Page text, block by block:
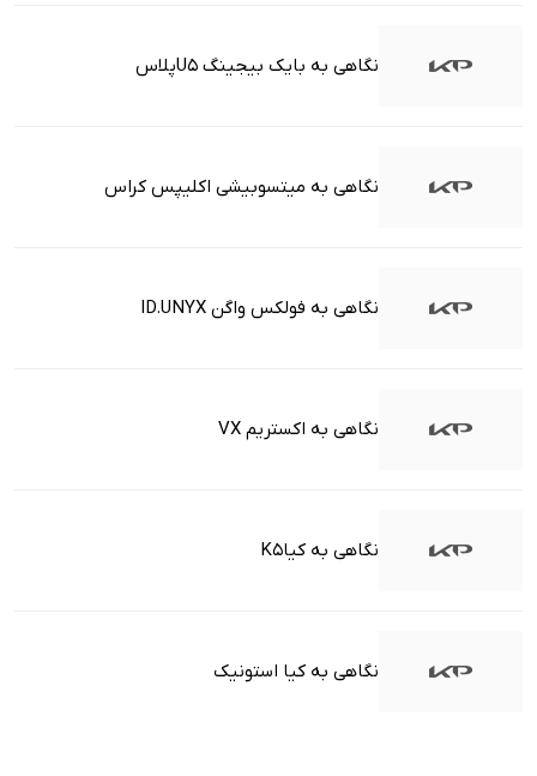
نگاهی به بایک بیجینگ U5پلاس
نگاهی به میتسوبیشی اکلیپس کراس
نگاهی به فولکس واگن ID.UNYX
نگاهی به اکستریم VX
نگاهی به کیاK5
نگاهی به کیا استونیک